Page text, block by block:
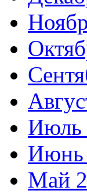
Июль
Июнь
Май